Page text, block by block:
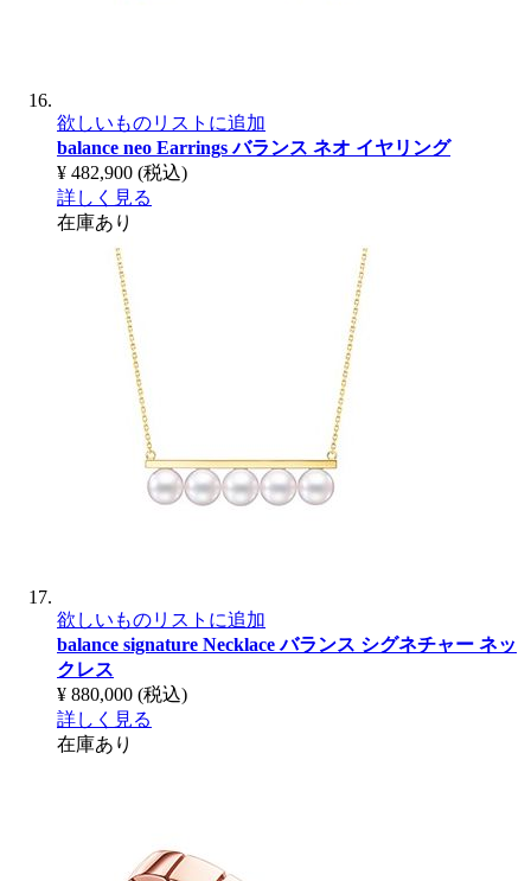
欲しいものリストに追加
balance neo Earringsバランス ネオ イヤリング
¥ 482,900 (税込)
詳しく見る
在庫あり
欲しいものリストに追加
balance signature Necklaceバランス シグネチャー ネッ
クレス
¥ 880,000 (税込)
詳しく見る
在庫あり